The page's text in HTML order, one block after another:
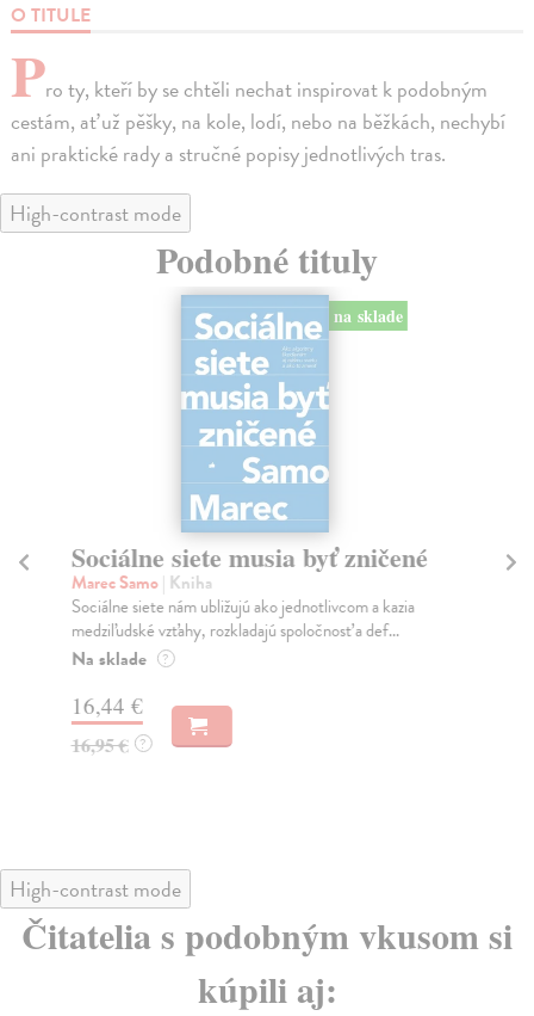
O TITULE
Pro ty, kteří by se chtěli nechat inspirovat k podobným
cestám, ať už pěšky, na kole, lodí, nebo na běžkách, nechybí
ani praktické rady a stručné popisy jednotlivých tras.
High-contrast mode
Podobné tituly
na sklade
Sociálne siete musia byť zničené
Marec Samo| Kniha
Sociálne siete nám ubližujú ako jednotlivcom a kazia
medziľudské vzťahy, rozkladajú spoločnosť a def...
Na sklade ?
16,44 €
16,95 € ?
High-contrast mode
Čitatelia s podobným vkusom si
kúpili aj: